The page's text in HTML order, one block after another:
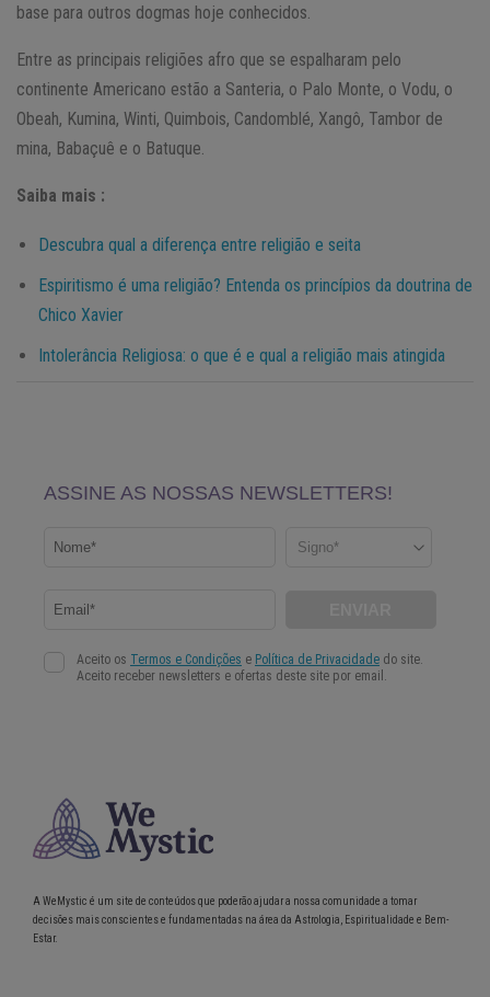
base para outros dogmas hoje conhecidos.
Entre as principais religiões afro que se espalharam pelo
continente Americano estão a Santeria, o Palo Monte, o Vodu, o
Obeah, Kumina, Winti, Quimbois, Candomblé, Xangô, Tambor de
mina, Babaçuê e o Batuque.
Saiba mais :
Descubra qual a diferença entre religião e seita
Espiritismo é uma religião? Entenda os princípios da doutrina de
Chico Xavier
Intolerância Religiosa: o que é e qual a religião mais atingida
A WeMystic é um site de conteúdos que poderão ajudar a nossa comunidade a tomar
decisões mais conscientes e fundamentadas na área da Astrologia, Espiritualidade e Bem-
Estar.